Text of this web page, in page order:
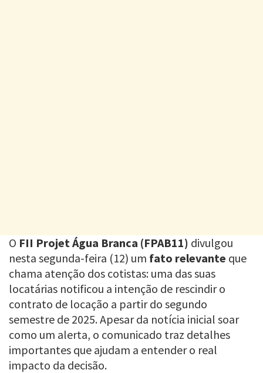
O FII Projet Água Branca (FPAB11) divulgou
nesta segunda-feira (12) um fato relevante que
chama atenção dos cotistas: uma das suas
locatárias notificou a intenção de rescindir o
contrato de locação a partir do segundo
semestre de 2025. Apesar da notícia inicial soar
como um alerta, o comunicado traz detalhes
importantes que ajudam a entender o real
impacto da decisão.